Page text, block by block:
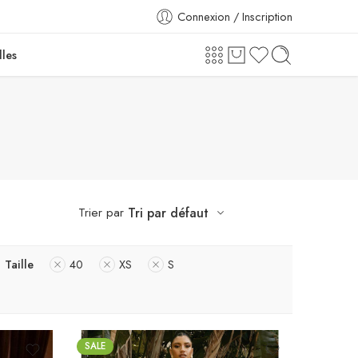
Connexion / Inscription
Trier par Tri par défaut
Taille 40 XS S
SALE